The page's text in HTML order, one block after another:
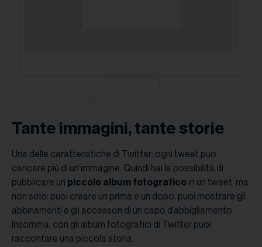
Tante immagini, tante storie
Una delle caratteristiche di Twitter: ogni tweet può
caricare più di un’immagine. Quindi hai la possibilità di
pubblicare un piccolo album fotografico in un tweet. ma
non solo: puoi creare un prima e un dopo, puoi mostrare gli
abbinamenti e gli accessori di un capo d’abbigliamento.
Insomma, con gli album fotografici di Twitter puoi
raccontare una piccola storia.